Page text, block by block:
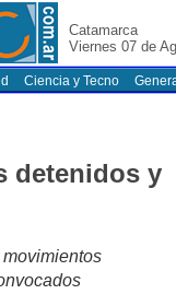
Catamarca
Viernes 07 de
Ciencia y Tecno
detenidos y